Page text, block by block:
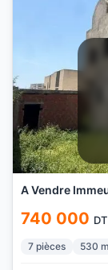
A Vendre
740 000 DT
7 pièces 530